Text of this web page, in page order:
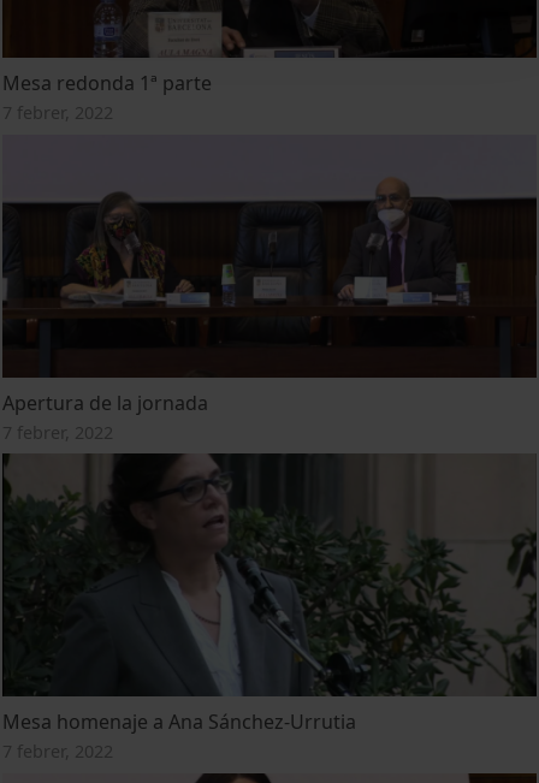
Mesa redonda 1ª parte
7 febrer, 2022
Apertura de la jornada
7 febrer, 2022
Mesa homenaje a Ana Sánchez-Urrutia
7 febrer, 2022